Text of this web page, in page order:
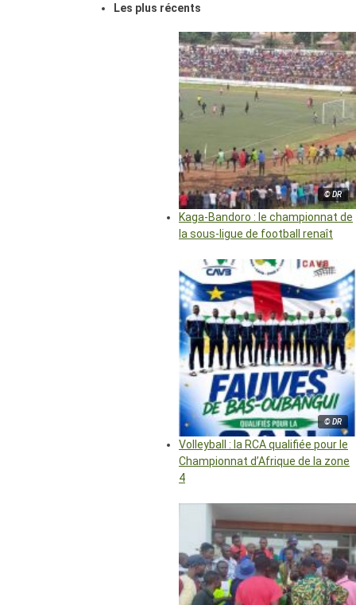
Les plus récents
© DR
Kaga-Bandoro : le championnat de
la sous-ligue de football renaît
© DR
Volleyball : la RCA qualifiée pour le
Championnat d’Afrique de la zone
4